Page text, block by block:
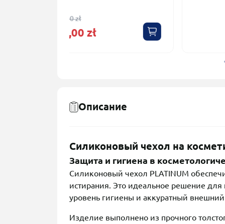
85,00 zł
Описание
Силиконовый чехол на
Защита и гигиена в
Силиконовый чехол PLATINUM
истирания. Это идеальное решение
уровень гигиены и аккуратный
Изделие выполнено из прочного